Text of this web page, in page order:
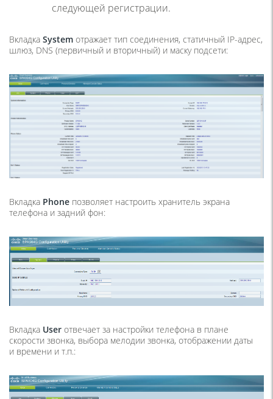
следующей регистрации.
Вкладка System отражает тип соединения, статичный IP-адрес,
шлюз, DNS (первичный и вторичный) и маску подсети:
Вкладка Phone позволяет настроить хранитель экрана
телефона и задний фон:
Вкладка User отвечает за настройки телефона в плане
скорости звонка, выбора мелодии звонка, отображении даты
и времени и т.п.: